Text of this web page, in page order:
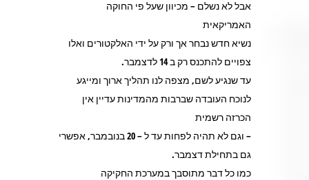
אבל לא נשלם – מכיוון שעל פי החוקה
האמריקאית
נשיא חדש נבחר אך ורק על ידי האלקטורים ואלו
צפויים להתכנס רק ב 14 לדצמבר.
עד שנגיע לשם, מצפה לנו תהליך ארוך ומייגע
לנוכח העובדה שברבות מהמדינות עדיין אין
הכרזה רשמית
– וגם לא תהיה לפחות עד ל – 20 בנובמבר, אפשרי
גם בתחילת דצמבר.
כמו כל דבר מתוסבך במערכת החקיקה